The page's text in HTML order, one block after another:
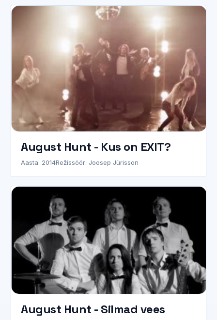
August Hunt - Kus on EXIT?
Aasta: 2014Režissöör: Joosep Jürisson
August Hunt - Silmad vees